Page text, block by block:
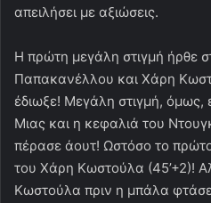
απειλήσει με αξιώσεις.
Η πρώτη μεγάλη στιγμή ήρθε
Παπακανέλλου και Χάρη
έδιωξε! Μεγάλη στιγμή, όμως,
Μιας και η κεφαλιά του
πέρασε άουτ! Ωστόσο το
του Χάρη Κωστούλα (45’+2)!
Κωστούλα πριν η μπάλα